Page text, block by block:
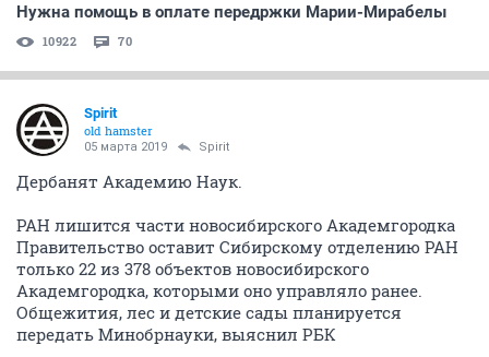
Нужна помощь в оплате передржки Марии-Мирабелы
10922 70
Spirit
old hamster
05 марта 2019 Spirit
Дербанят Академию Наук.
РАН лишится части новосибирского Академгородка
Правительство оставит Сибирскому отделению РАН
только 22 из 378 объектов новосибирского
Академгородка, которыми оно управляло ранее.
Общежития, лес и детские сады планируется
передать Минобрнауки, выяснил РБК